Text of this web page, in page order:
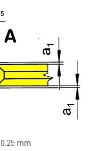
0.25 mm